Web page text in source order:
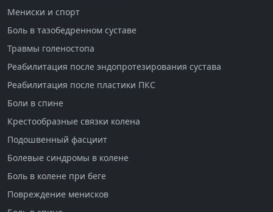
Мениски и спорт
Боль в тазобедренном суставе
Травмы голеностопа
Реабилитация после эндопротезирования сустава
Реабилитация после пластики ПКС
Боли в спине
Крестообразные связки колена
Подошвенный фасциит
Болевые синдромы в колене
Боль в колене при беге
Повреждение менисков